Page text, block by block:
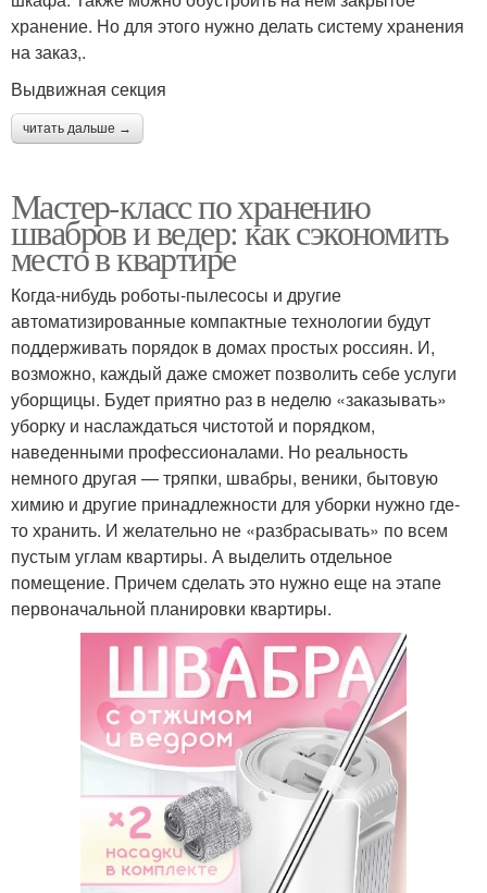
хранение. Но для этого нужно делать систему хранения
на заказ,.
Выдвижная секция
читать дальше →
Мастер-класс по хранению
швабров и ведер: как сэкономить
место в квартире
Когда-нибудь роботы-пылесосы и другие
автоматизированные компактные технологии будут
поддерживать порядок в домах простых россиян. И,
возможно, каждый даже сможет позволить себе услуги
уборщицы. Будет приятно раз в неделю «заказывать»
уборку и наслаждаться чистотой и порядком,
наведенными профессионалами. Но реальность
немного другая — тряпки, швабры, веники, бытовую
химию и другие принадлежности для уборки нужно где-
то хранить. И желательно не «разбрасывать» по всем
пустым углам квартиры. А выделить отдельное
помещение. Причем сделать это нужно еще на этапе
первоначальной планировки квартиры.